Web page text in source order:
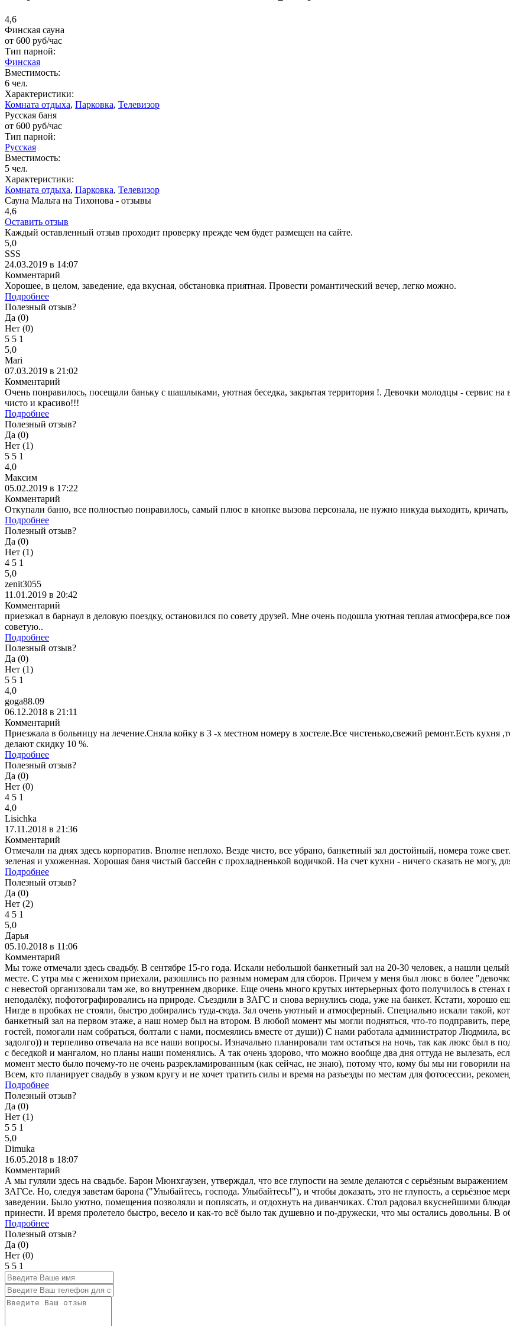
4,6
Финская сауна
от 600 руб/час
Тип парной:
Финская
Вместимость:
6 чел.
Характеристики:
Комната отдыха, Парковка, Телевизор
Русская баня
от 600 руб/час
Тип парной:
Русская
Вместимость:
5 чел.
Характеристики:
Комната отдыха, Парковка, Телевизор
Сауна Мальта на Тихонова - отзывы
4,6
Оставить отзыв
Каждый оставленный отзыв проходит проверку прежде чем будет размещен на сайте.
5,0
SSS
24.03.2019 в 14:07
Комментарий
Хорошее, в целом, заведение, еда вкусная, обстановка приятная. Провести романтический вечер, легко можно.
Подробнее
Полезный отзыв?
Да (0)
Нет (0)
5 5 1
5,0
Mari
07.03.2019 в 21:02
Комментарий
Очень понравилось, посещали баньку с шашлыками, уютная беседка, закрытая территория !. Девочки молодцы - сервис
чисто и красиво!!!
Подробнее
Полезный отзыв?
Да (0)
Нет (1)
5 5 1
4,0
Максим
05.02.2019 в 17:22
Комментарий
Откупали баню, все полностью понравилось, самый плюс в кнопке вызова персонала, не нужно никуда выходить,
Подробнее
Полезный отзыв?
Да (0)
Нет (1)
4 5 1
5,0
zenit3055
11.01.2019 в 20:42
Комментарий
приезжал в барнаул в деловую поездку, остановился по совету друзей. Мне очень подошла уютная теплая атмосфера,все
советую..
Подробнее
Полезный отзыв?
Да (0)
Нет (1)
5 5 1
4,0
goga88.09
06.12.2018 в 21:11
Комментарий
Приезжала в больницу на лечение.Сняла койку в 3 -х местном номеру в хостеле.Все чистенько,свежий ремонт.Есть кухня
делают скидку 10 %.
Подробнее
Полезный отзыв?
Да (0)
Нет (0)
4 5 1
4,0
Lisichka
17.11.2018 в 21:36
Комментарий
Отмечали на днях здесь корпоратив. Вполне неплохо. Везде чисто, все убрано, банкетный зал достойный, номера тоже
зеленая и ухоженная. Хорошая баня чистый бассейн с прохладненькой водичкой. На счет кухни - ничего сказать не могу,
Подробнее
Полезный отзыв?
Да (0)
Нет (2)
4 5 1
5,0
Дарья
05.10.2018 в 11:06
Комментарий
Мы тоже отмечали здесь свадьбу. В сентябре 15-го года. Искали небольшой банкетный зал на 20-30 человек, а нашли
месте. С утра мы с женихом приехали, разошлись по разным номерам для сборов. Причем у меня был люкс в более
с невестой организовали там же, во внутреннем дворике. Еще очень много крутых интерьерных фото получилось в
неподалёку, пофотографировались на природе. Съездили в ЗАГС и снова вернулись сюда, уже на банкет. Кстати, хорошо
Нигде в пробках не стояли, быстро добирались туда-сюда. Зал очень уютный и атмосферный. Специально искали такой,
банкетный зал на первом этаже, а наш номер был на втором. В любой момент мы могли подняться, что-то подправить,
гостей, помогали нам собраться, болтали с нами, посмеялись вместе от души)) С нами работала администратор Людмила,
задолго)) и терпеливо отвечала на все наши вопросы. Изначально планировали там остаться на ночь, так как люкс был в
с беседкой и мангалом, но планы наши поменялись. А так очень здорово, что можно вообще два дня оттуда не вылезать,
момент место было почему-то не очень разрекламированным (как сейчас, не знаю), потому что, кому бы мы ни говорили
Всем, кто планирует свадьбу в узком кругу и не хочет тратить силы и время на разъезды по местам для фотосессии,
Подробнее
Полезный отзыв?
Да (0)
Нет (1)
5 5 1
5,0
Dimuka
16.05.2018 в 18:07
Комментарий
А мы гуляли здесь на свадьбе. Барон Мюнхгаузен, утверждал, что все глупости на земле делаются с серьёзным
ЗАГСе. Но, следуя заветам барона ("Улыбайтесь, господа. Улыбайтесь!"), и чтобы доказать, это не глупость, а серьёзное
заведении. Было уютно, помещения позволяли и поплясать, и отдохнуть на диванчиках. Стол радовал вкуснейшими
принести. И время пролетело быстро, весело и как-то всё было так душевно и по-дружески, что мы остались довольны.
Подробнее
Полезный отзыв?
Да (0)
Нет (0)
5 5 1